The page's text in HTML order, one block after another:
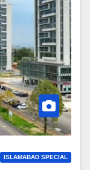
ISLAMABAD SPECIAL